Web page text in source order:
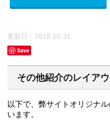
更新日： 2018-10-31
Save
その他紹介のレイア
以下で、弊サイトオリジナ
います。